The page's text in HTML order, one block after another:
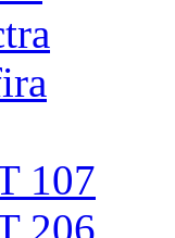
107